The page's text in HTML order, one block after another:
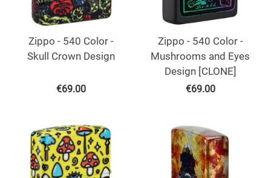
Zippo - 540 Color -
Skull Crown Design
€69.00
Zippo - 540 Color -
Mushrooms and Eyes
Design [CLONE]
€69.00